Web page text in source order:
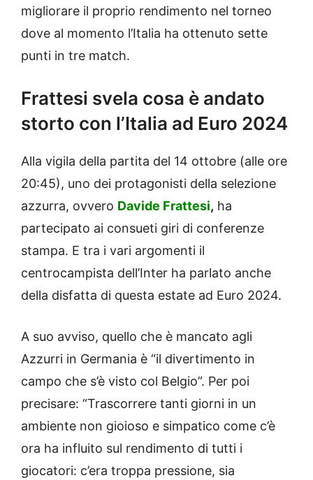
migliorare il proprio rendimento nel torneo
dove al momento l’Italia ha ottenuto sette
punti in tre match.
Frattesi svela cosa è andato
storto con l’Italia ad Euro 2024
Alla vigila della partita del 14 ottobre (alle ore
20:45), uno dei protagonisti della selezione
azzurra, ovvero Davide Frattesi, ha
partecipato ai consueti giri di conferenze
stampa. E tra i vari argomenti il
centrocampista dell’Inter ha parlato anche
della disfatta di questa estate ad Euro 2024.
A suo avviso, quello che è mancato agli
Azzurri in Germania è “il divertimento in
campo che s’è visto col Belgio”. Per poi
precisare: “Trascorrere tanti giorni in un
ambiente non gioioso e simpatico come c’è
ora ha influito sul rendimento di tutti i
giocatori: c’era troppa pressione, sia